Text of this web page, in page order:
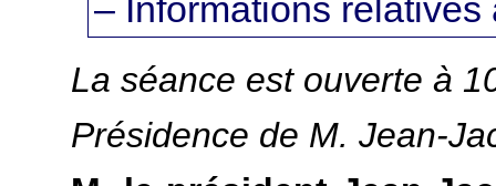
– Informations
La séance est ouverte à
Présidence de M. Jean-